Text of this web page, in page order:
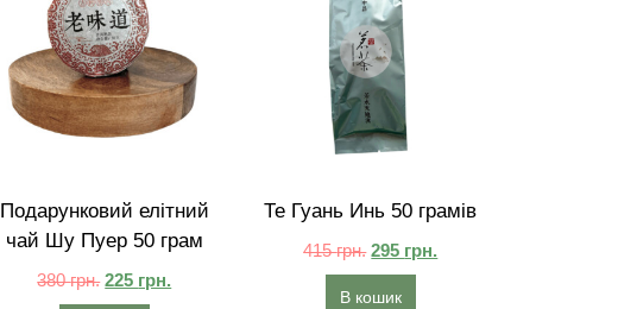
Подарунковий елітний
чай Шу Пуер 50 грам
380грн. 225 грн.
Те Гуань Инь 50 грамів
415грн. 295 грн.
В кошик